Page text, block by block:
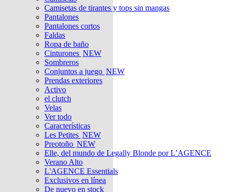
Camisetas de tirantes y tops sin mangas
Pantalones
Pantalones cortos
Faldas
Ropa de baño
Cinturones NEW
Sombreros
Conjuntos a juego NEW
Prendas exteriores
Activo
el clutch
Velas
Ver todo
Características
Les Petites NEW
Preotoño NEW
Elle, del mundo de Legally Blonde por L’AGENCE
Verano Alto
L'AGENCE Essentials
Exclusivos en línea
De nuevo en stock